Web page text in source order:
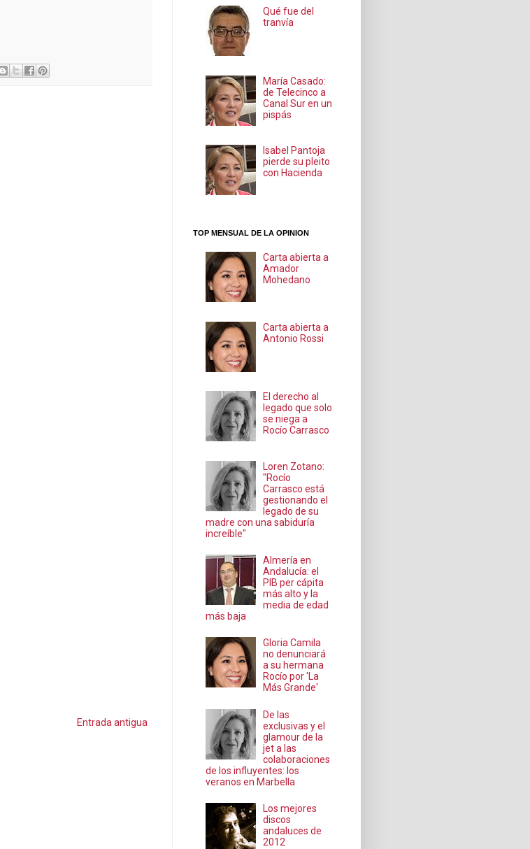
Entrada antigua
Qué fue del
tranvía
María Casado:
de Telecinco a
Canal Sur en un
pispás
Isabel Pantoja
pierde su pleito
con Hacienda
TOP MENSUAL DE LA OPINION
Carta abierta a
Amador
Mohedano
Carta abierta a
Antonio Rossi
El derecho al
legado que solo
se niega a
Rocío Carrasco
Loren Zotano:
"Rocío
Carrasco está
gestionando el
legado de su
madre con una sabiduría
increíble"
Almería en
Andalucía: el
PIB per cápita
más alto y la
media de edad
más baja
Gloria Camila
no denunciará
a su hermana
Rocío por 'La
Más Grande'
De las
exclusivas y el
glamour de la
jet a las
colaboraciones
de los influyentes: los
veranos en Marbella
Los mejores
discos
andaluces de
2012